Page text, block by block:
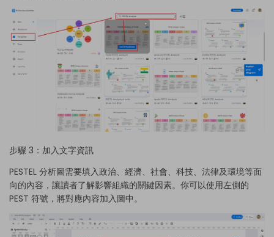
步驟 3：加入文字資訊
PESTEL 分析圖需要填入政治、經濟、社會、科技、法律及環境等面
向的內容，讓讀者了解影響組織的關鍵因素。你可以使用左側的
PEST 符號，將對應內容加入圖中。